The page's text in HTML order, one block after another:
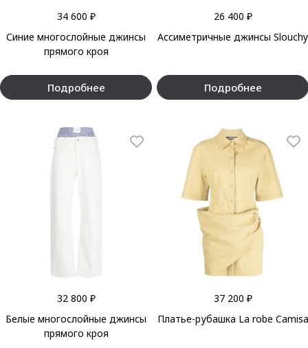
34 600 ₽
Синие многослойные джинсы
прямого кроя
Подробнее
26 400 ₽
Ассиметричные джинсы Slouchy
Подробнее
32 800 ₽
Белые многослойные джинсы
прямого кроя
37 200 ₽
Платье-рубашка La robe Camisa